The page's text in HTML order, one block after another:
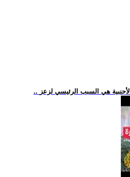
هي السبب الرئيسي لزعز